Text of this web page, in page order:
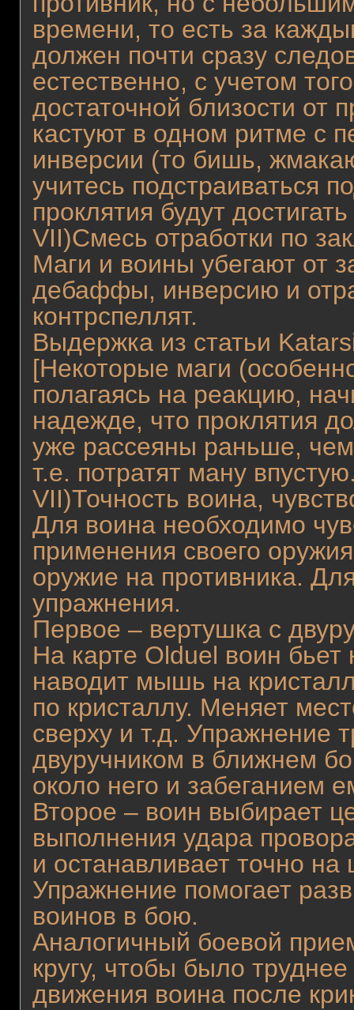
времени, то есть за
должен почти сразу
естественно, с учетом
достаточной близости от
кастуют в одном ритме с
инверсии (то бишь,
учитесь подстраиваться
проклятия будут
VII)Смесь отработки по
Маги и воины убегают от
дебаффы, инверсию и
контрспеллят.
Выдержка из статьи
[Некоторые маги
полагаясь на реакцию,
надежде, что проклятия
уже рассеяны раньше,
т.е. потратят ману
VII)Точность воина,
Для воина необходимо
применения своего
оружие на противника.
упражнения.
Первое – вертушка с
На карте Olduel воин бьет
наводит мышь на
по кристаллу. Меняет
сверху и т.д. Упражнение
двуручником в ближнем
около него и
Второе – воин выбирает
выполнения удара
и останавливает точно
Упражнение помогает
воинов в бою.
Аналогичный боевой
кругу, чтобы было
движения воина после